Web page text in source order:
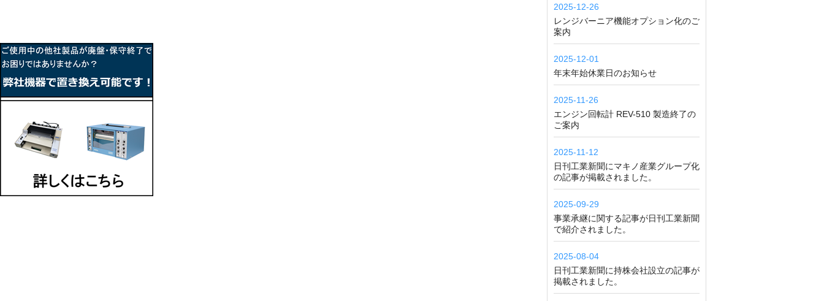
2025-12-26
レンジバーニア機能オプション化のご
案内
2025-12-01
年末年始休業日のお知らせ
2025-11-26
エンジン回転計 REV-510 製造終了の
ご案内
2025-11-12
日刊工業新聞にマキノ産業グループ化
の記事が掲載されました。
2025-09-29
事業承継に関する記事が日刊工業新聞
で紹介されました。
2025-08-04
日刊工業新聞に持株会社設立の記事が
掲載されました。